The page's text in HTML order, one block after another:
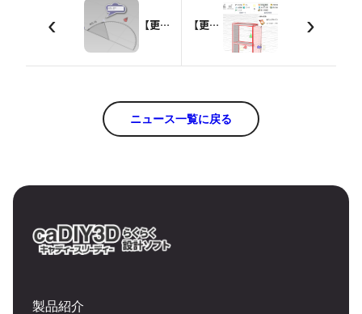
‹ 【更新情報】caDIY3D+/caDIY3Dの最新バージョン（Ver2.7／1.15）を公開！ 【更新情報】Ver2.5 / Ver1.13を公開しました！ ›
ニュース一覧に戻る
製品紹介